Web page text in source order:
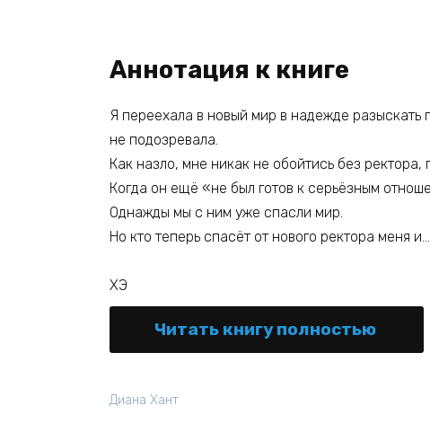
Аннотация к книге
Я переехала в новый мир в надежде разыскать
не подозревала.
Как назло, мне никак не обойтись без
Когда он ещё «не был готов к серьёзным
Однажды мы с ним уже спасли мир.
Но кто теперь спасёт от нового ректора меня
ХЭ
Читать книгу полностью
Диана Хант